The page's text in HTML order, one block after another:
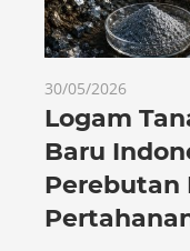
30/05/2026
Logam
Baru
Perebutan